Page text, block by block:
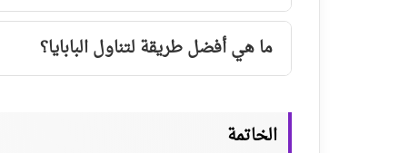
ما هي أفضل طريقة لتناول البابايا؟
الخاتمة